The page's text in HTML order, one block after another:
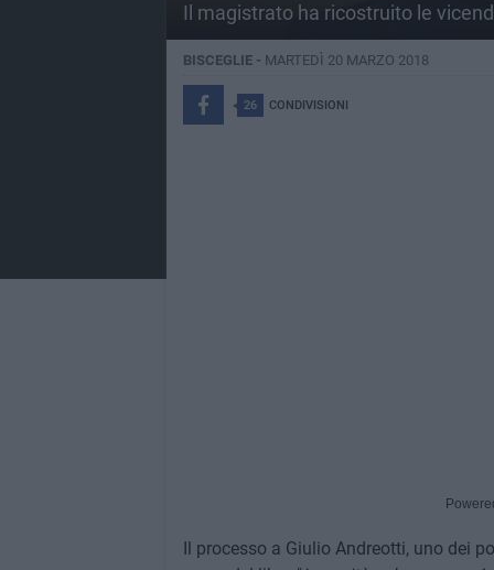
Il magistrato ha ricostruito le
BISCEGLIE - MARTEDÌ 20 MARZO 2018
26 CONDIVISIONI
Il processo a Giulio Andreotti, uno dei